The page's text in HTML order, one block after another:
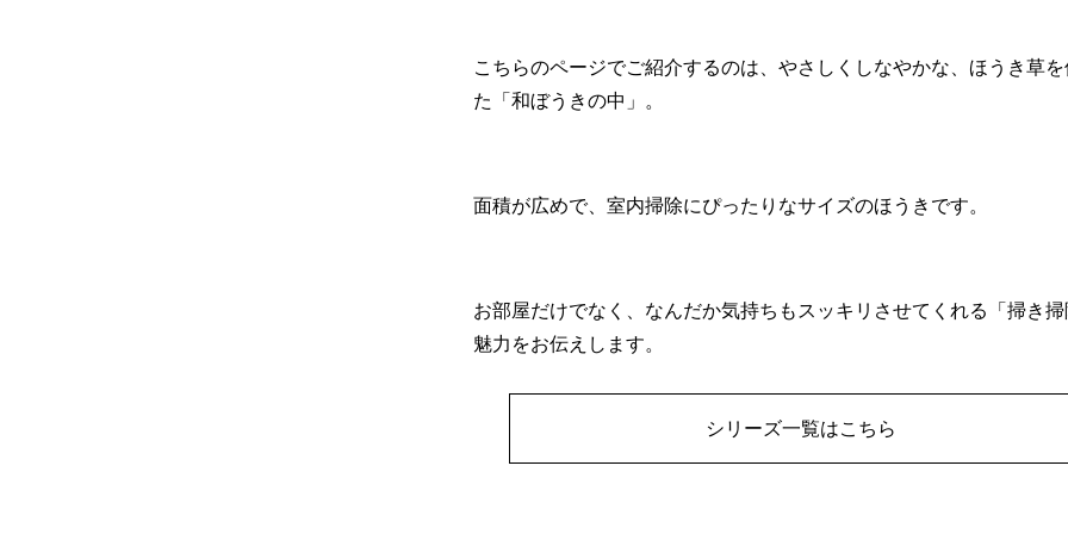
こちらのページでご紹介するのは、やさしくしなやかな、ほうき草
た「和ぼうきの中」。
面積が広めで、室内掃除にぴったりなサイズのほうきです。
お部屋だけでなく、なんだか気持ちもスッキリさせてくれる「掃き
魅力をお伝えします。
シリーズ一覧はこちら